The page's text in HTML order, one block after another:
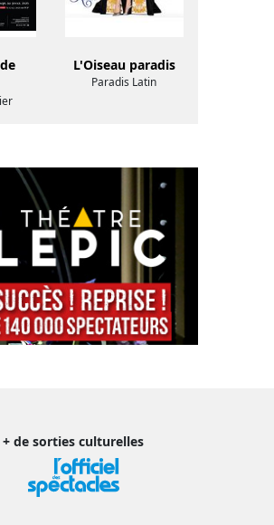
L'Oiseau paradis
Paradis Latin
+ de sorties culturelles